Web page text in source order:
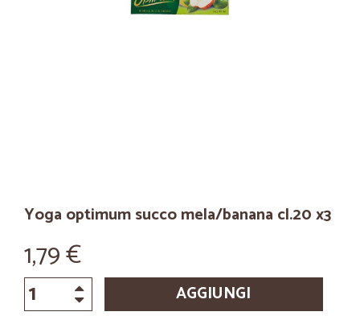
Yoga optimum succo mela/banana cl.20 x3
1,79 €
AGGIUNGI